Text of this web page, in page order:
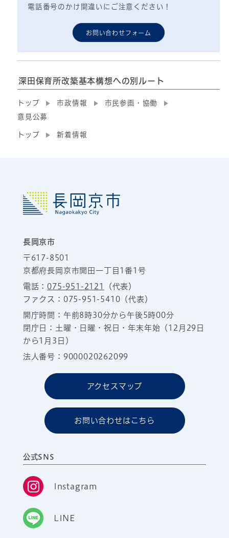
電話番号のかけ間違いにご注意ください！
お問い合わせフォーム
深田保育所改築基本構想への別ルート
トップ 市政情報
市民参画・協働
意見公募
トップ 新着情報
長岡京市
〒617-8501
京都府長岡京市開田一丁目1番1号
電話：075-951-2121
（代表）
ファクス：075-951-5410（代表）
開庁時間：午前8時30分から午後5時00分
閉庁日：土曜・日曜・祝日・年末年始（12月29日
から1月3日）
法人番号：9000020262099
アクセスマップ
お問い合わせはこちら
公式SNS
Instagram
LINE